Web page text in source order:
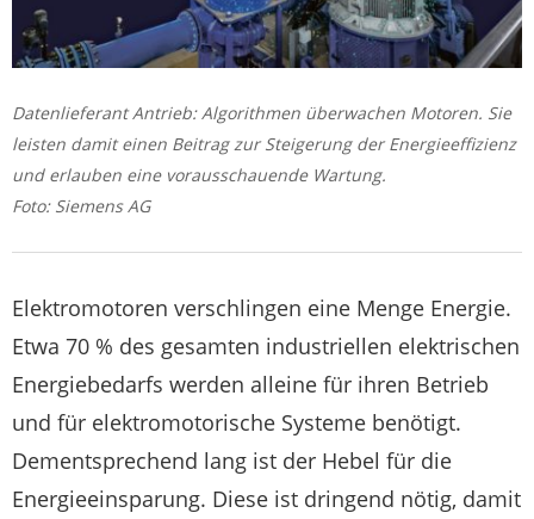
Datenlieferant Antrieb: Algorithmen überwachen Motoren. Sie
leisten damit einen Beitrag zur Steigerung der Energieeffizienz
und erlauben eine vorausschauende Wartung.
Foto: Siemens AG
Elektromotoren verschlingen eine Menge Energie.
Etwa 70 % des gesamten industriellen elektrischen
Energiebedarfs werden alleine für ihren Betrieb
und für elektromotorische Systeme benötigt.
Dementsprechend lang ist der Hebel für die
Energieeinsparung. Diese ist dringend nötig, damit